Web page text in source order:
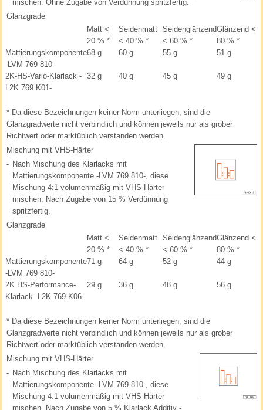
mischen. Ohne Zugabe von Verdünnung spritzfertig.
Glanzgrade
Matt <
20 %*
Seidenmatt
< 40 %*
Seidenglänzend
< 60 %*
Glänzend <
80 %*
Mattierungskomponente
-LVM 769 810-
68 g 60 g 55 g 51 g
2K-HS-Vario-Klarlack -
L2K 769 K01-
32 g 40 g 45 g 49 g
* Da diese Bezeichnungen keiner Norm unterliegen, sind die
Glanzgradwerte nicht verbindlich und können jeweils nur als grober
Richtwert oder marktüblich verstanden werden.
Mischung mit VHS-Härter
- Nach Mischung des Klarlacks mit
Mattierungskomponente -LVM 769 810-, diese
Mischung 4:1 volumenmäßig mit VHS-Härter
mischen. Nach Zugabe von 15 % Verdünnung
spritzfertig.
Glanzgrade
Matt <
20 %*
Seidenmatt
< 40 %*
Seidenglänzend
< 60 %*
Glänzend <
80 %*
Mattierungskomponente
-LVM 769 810-
71 g 64 g 52 g 44 g
2K HS-Performance-
Klarlack -L2K 769 K06-
29 g 36 g 48 g 56 g
* Da diese Bezeichnungen keiner Norm unterliegen, sind die
Glanzgradwerte nicht verbindlich und können jeweils nur als grober
Richtwert oder marktüblich verstanden werden.
Mischung mit VHS-Härter
- Nach Mischung des Klarlacks mit
Mattierungskomponente -LVM 769 810-, diese
Mischung 4:1 volumenmäßig mit VHS-Härter
mischen. Nach Zugabe von 5 % Klarlack Additiv -